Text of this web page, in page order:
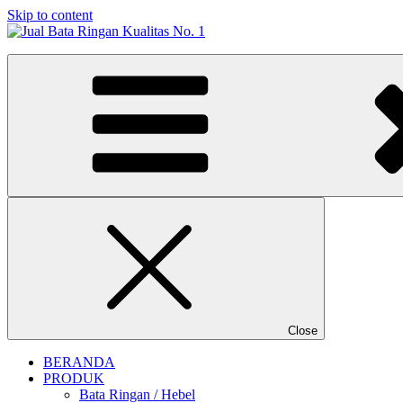
Skip to content
Jual Bata Ringan Kualitas No. 1
Harga Terbaik 2026
Close
BERANDA
PRODUK
Bata Ringan / Hebel